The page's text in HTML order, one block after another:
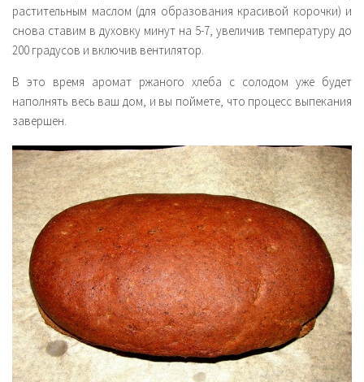
растительным маслом (для образования красивой корочки) и
снова ставим в духовку минут на 5-7, увеличив температуру до
200 градусов и включив вентилятор.
В это время аромат ржаного хлеба с солодом уже будет
наполнять весь ваш дом, и вы поймете, что процесс выпекания
завершен.